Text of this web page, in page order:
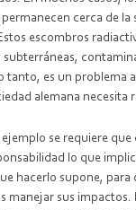
cerca de la
escombros
subterráneas,
tanto, es un problema
alemana necesita
se requiere que
lo que
hacerlo supone, para
manejar sus impactos.